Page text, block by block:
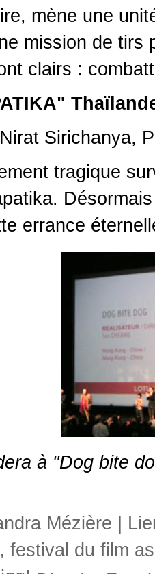
mène une
mission de
clairs :
Sirichanya,
tragique
errance
à "Dog bite
Mézière |
, festival du film